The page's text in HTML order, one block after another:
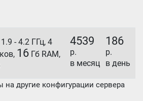
1.9 - 4.2 ГГц, 4
16 Гб RAM,
4539
р.
в месяц
186
р.
в день
на другие конфигурации сервера